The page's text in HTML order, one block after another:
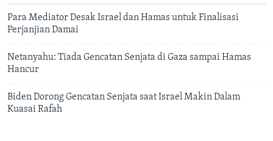
Para Mediator Desak Israel dan Hamas untuk Finalisasi
Perjanjian Damai
Netanyahu: Tiada Gencatan Senjata di Gaza sampai Hamas
Hancur
Biden Dorong Gencatan Senjata saat Israel Makin Dalam
Kuasai Rafah